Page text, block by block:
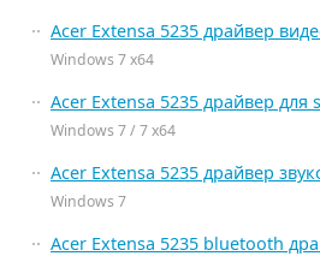
Acer Extensa 5235 драйвер
Windows 7 x64
Acer Extensa 5235 драйвер для
Windows 7 / 7 x64
Acer Extensa 5235 драйвер
Windows 7
Acer Extensa 5235 bluetooth